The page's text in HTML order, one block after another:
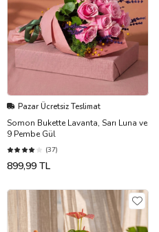
Pazar Ücretsiz Teslimat
Somon Bukette Lavanta, Sarı Luna ve
9 Pembe Gül
(37)
899,99 TL